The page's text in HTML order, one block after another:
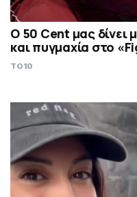
Ο 50 Cent μας δίνει
και πυγμαχία στο
TO10